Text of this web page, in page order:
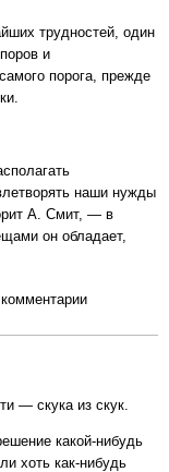
трудностей, один
и
порога, прежде
наши нужды
А. Смит, — в
он обладает,
— скука из скук.
какой-нибудь
хоть как-нибудь